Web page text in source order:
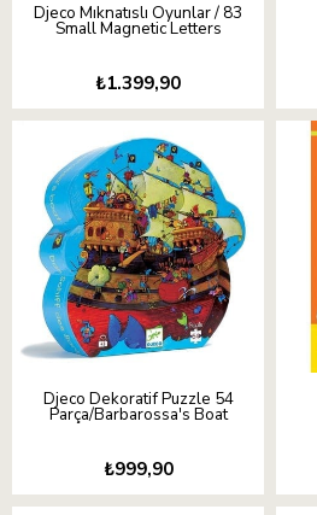
Djeco Mıknatıslı Oyunlar / 83
Small Magnetic Letters
₺1.399,90
Djeco Dekoratif Puzzle 54
Parça/Barbarossa's Boat
₺999,90